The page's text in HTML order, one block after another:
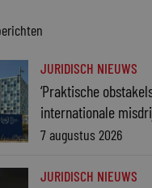
JURIDISCH NIEUWS
‘Praktische
internationale
7 augustus 2026
JURIDISCH NIEUWS